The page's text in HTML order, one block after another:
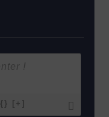
{} [+]